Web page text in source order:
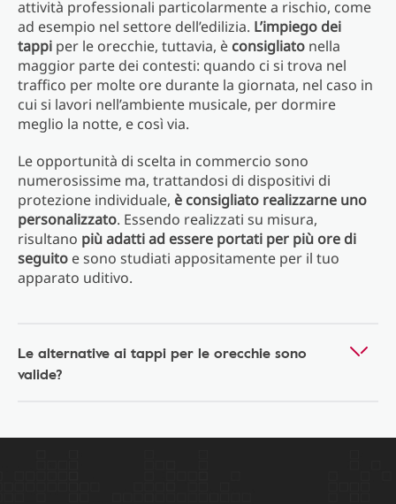
attività professionali particolarmente a rischio, come
ad esempio nel settore dell’edilizia. L’impiego dei
tappi per le orecchie, tuttavia, è consigliato nella
maggior parte dei contesti: quando ci si trova nel
traffico per molte ore durante la giornata, nel caso in
cui si lavori nell’ambiente musicale, per dormire
meglio la notte, e così via.
Le opportunità di scelta in commercio sono
numerosissime ma, trattandosi di dispositivi di
protezione individuale, è consigliato realizzarne uno
personalizzato. Essendo realizzati su misura,
risultano più adatti ad essere portati per più ore di
seguito e sono studiati appositamente per il tuo
apparato uditivo.
Le alternative ai tappi per le orecchie sono
valide?